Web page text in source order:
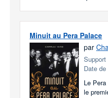
Minuit au Pera Palace
par
Support
Date
Le
le